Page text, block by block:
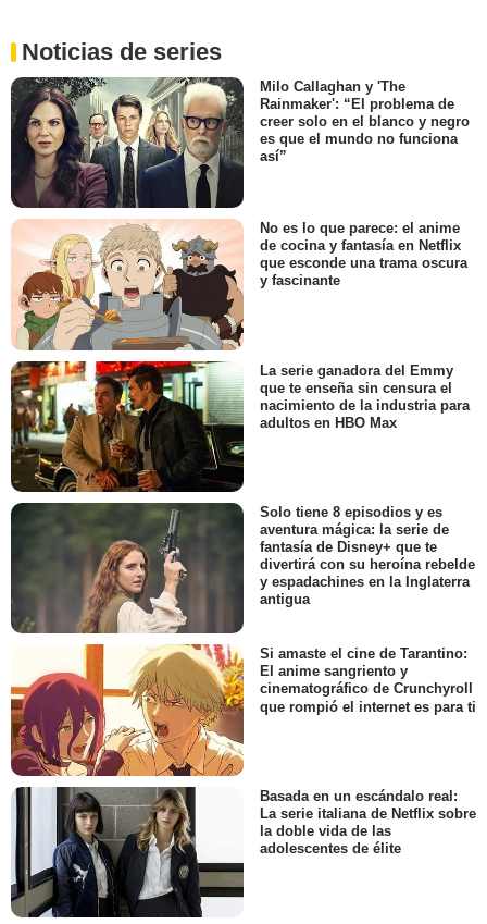
Noticias de series
Milo Callaghan y 'The
Rainmaker': “El problema de
creer solo en el blanco y negro
es que el mundo no funciona
así”
No es lo que parece: el anime
de cocina y fantasía en Netflix
que esconde una trama oscura
y fascinante
La serie ganadora del Emmy
que te enseña sin censura el
nacimiento de la industria para
adultos en HBO Max
Solo tiene 8 episodios y es
aventura mágica: la serie de
fantasía de Disney+ que te
divertirá con su heroína rebelde
y espadachines en la Inglaterra
antigua
Si amaste el cine de Tarantino:
El anime sangriento y
cinematográfico de Crunchyroll
que rompió el internet es para ti
Basada en un escándalo real:
La serie italiana de Netflix sobre
la doble vida de las
adolescentes de élite